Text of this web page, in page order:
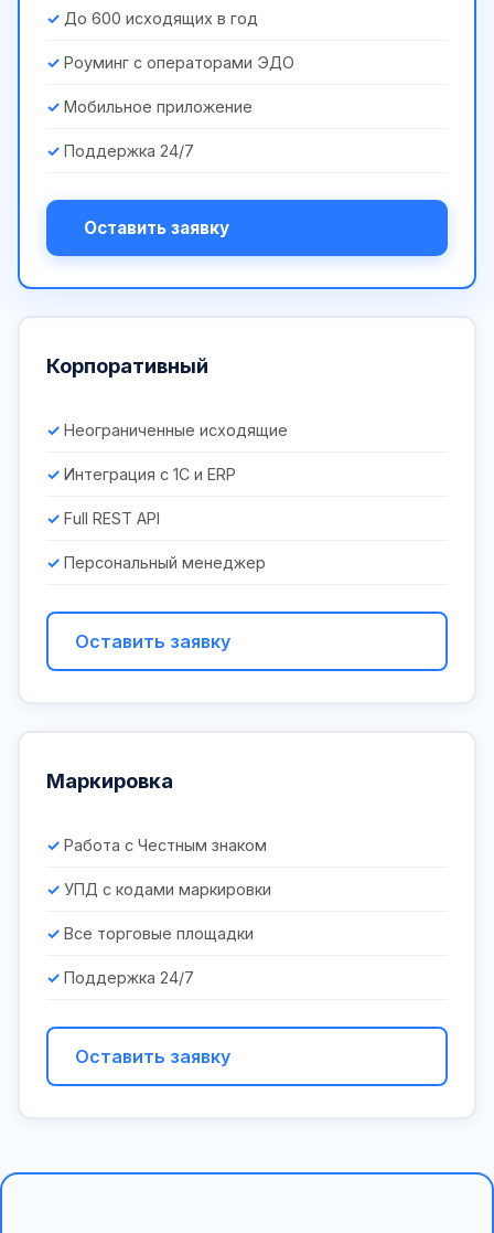
До 600 исходящих в год
Роуминг с операторами ЭДО
Мобильное приложение
Поддержка 24/7
Оставить заявку
Корпоративный
Неограниченные исходящие
Интеграция с 1С и ERP
Full REST API
Персональный менеджер
Оставить заявку
Маркировка
Работа с Честным знаком
УПД с кодами маркировки
Все торговые площадки
Поддержка 24/7
Оставить заявку